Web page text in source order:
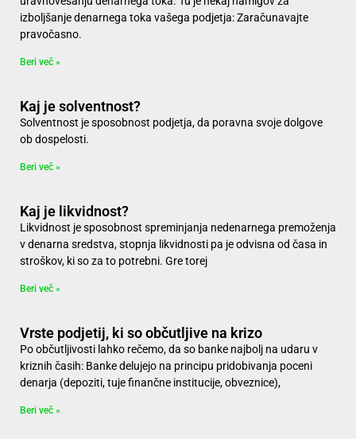
izboljšanje denarnega toka vašega podjetja: Zaračunavajte
pravočasno.
Beri več »
Kaj je solventnost?
Solventnost je sposobnost podjetja, da poravna svoje dolgove
ob dospelosti.
Beri več »
Kaj je likvidnost?
Likvidnost je sposobnost spreminjanja nedenarnega premoženja
v denarna sredstva, stopnja likvidnosti pa je odvisna od časa in
stroškov, ki so za to potrebni. Gre torej
Beri več »
Vrste podjetij, ki so občutljive na krizo
Po občutljivosti lahko rečemo, da so banke najbolj na udaru v
kriznih časih: Banke delujejo na principu pridobivanja poceni
denarja (depoziti, tuje finančne institucije, obveznice),
Beri več »